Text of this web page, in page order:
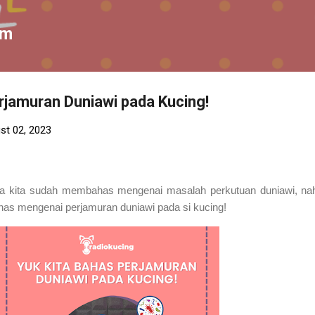
Duniawi pada Kucing!
02, 2023
kita sudah membahas mengenai masalah perkutuan duniawi,
mengenai perjamuran duniawi pada si kucing!